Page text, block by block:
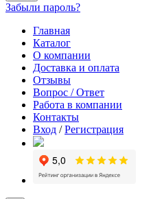
Забыли пароль?
Главная
Каталог
О компании
Доставка и оплата
Отзывы
Вопрос / Ответ
Работа в компании
Контакты
Вход /Регистрация